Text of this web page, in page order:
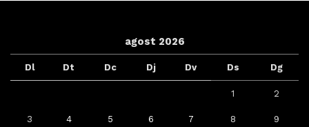
agost 2026
Dl Dt Dc Dj Dv Ds Dg
1 2
3 4 5 6 7 8 9